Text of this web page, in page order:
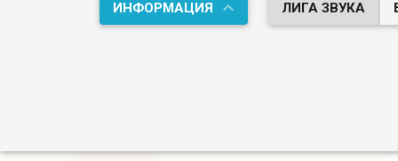
ИНФОРМАЦИЯ ЛИГА ЗВУКА